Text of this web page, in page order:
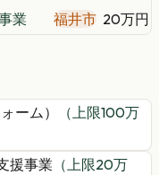
業
福井市 20万円
ーム） （上限100万
援事業 （上限20万